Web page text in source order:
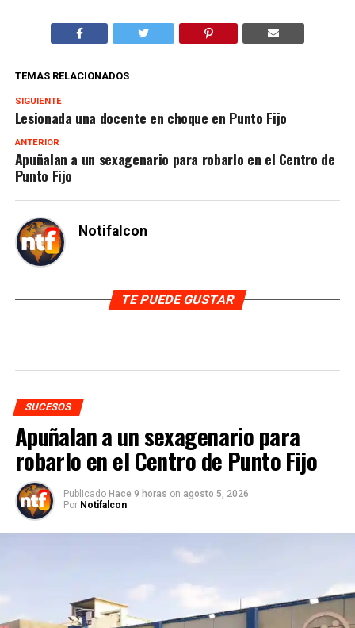
TEMAS RELACIONADOS
SIGUIENTE
Lesionada una docente en choque en Punto Fijo
ANTERIOR
Apuñalan a un sexagenario para robarlo en el Centro de
Punto Fijo
Notifalcon
TE PUEDE GUSTAR
SUCESOS
Apuñalan a un sexagenario para
robarlo en el Centro de Punto Fijo
Publicado Hace 9 horas on agosto 5, 2026
Por Notifalcon